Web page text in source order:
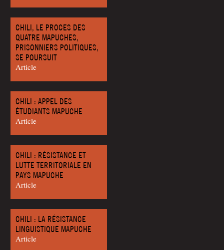
CHILI, LE PROCES DES
QUATRE MAPUCHES,
PRISONNIERS POLITIQUES,
SE POURSUIT
Article
CHILI : APPEL DES
ÉTUDIANTS MAPUCHE
Article
CHILI : RÉSISTANCE ET
LUTTE TERRITORIALE EN
PAYS MAPUCHE
Article
CHILI : LA RÉSISTANCE
LINGUISTIQUE MAPUCHE
Article